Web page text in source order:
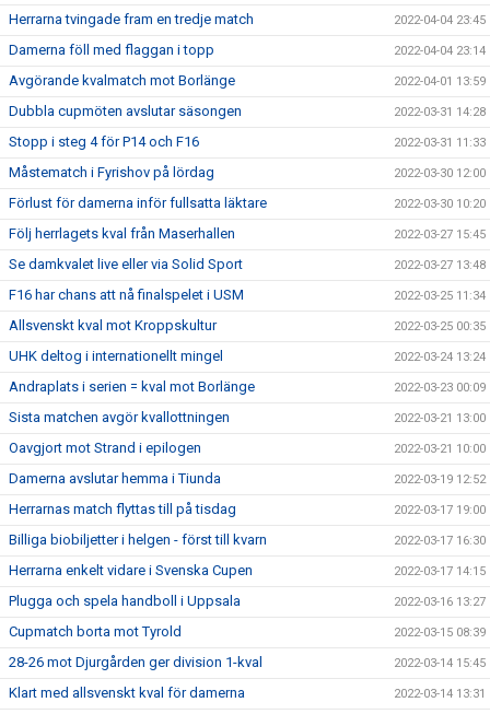
Herrarna tvingade fram en tredje match 2022-04-04 23:45
Damerna föll med flaggan i topp 2022-04-04 23:14
Avgörande kvalmatch mot Borlänge 2022-04-01 13:59
Dubbla cupmöten avslutar säsongen 2022-03-31 14:28
Stopp i steg 4 för P14 och F16 2022-03-31 11:33
Måstematch i Fyrishov på lördag 2022-03-30 12:00
Förlust för damerna inför fullsatta läktare 2022-03-30 10:20
Följ herrlagets kval från Maserhallen 2022-03-27 15:45
Se damkvalet live eller via Solid Sport 2022-03-27 13:48
F16 har chans att nå finalspelet i USM 2022-03-25 11:34
Allsvenskt kval mot Kroppskultur 2022-03-25 00:35
UHK deltog i internationellt mingel 2022-03-24 13:24
Andraplats i serien = kval mot Borlänge 2022-03-23 00:09
Sista matchen avgör kvallottningen 2022-03-21 13:00
Oavgjort mot Strand i epilogen 2022-03-21 10:00
Damerna avslutar hemma i Tiunda 2022-03-19 12:52
Herrarnas match flyttas till på tisdag 2022-03-17 19:00
Billiga biobiljetter i helgen - först till kvarn 2022-03-17 16:30
Herrarna enkelt vidare i Svenska Cupen 2022-03-17 14:15
Plugga och spela handboll i Uppsala 2022-03-16 13:27
Cupmatch borta mot Tyrold 2022-03-15 08:39
28-26 mot Djurgården ger division 1-kval 2022-03-14 15:45
Klart med allsvenskt kval för damerna 2022-03-14 13:31